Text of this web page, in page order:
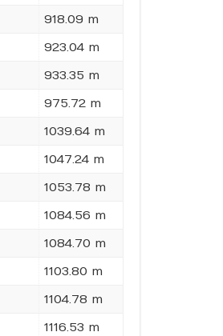
918.09 m
923.04 m
933.35 m
975.72 m
1039.64 m
1047.24 m
1053.78 m
1084.56 m
1084.70 m
1103.80 m
1104.78 m
1116.53 m